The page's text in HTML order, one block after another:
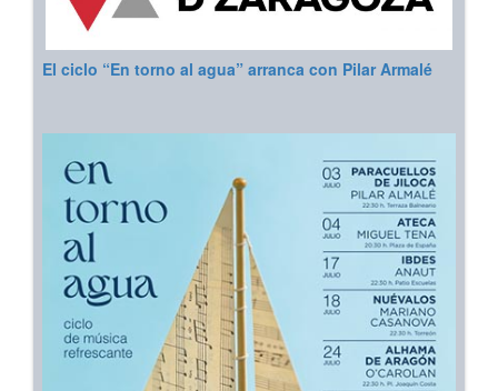
El ciclo “En torno al agua” arranca con Pilar Armalé